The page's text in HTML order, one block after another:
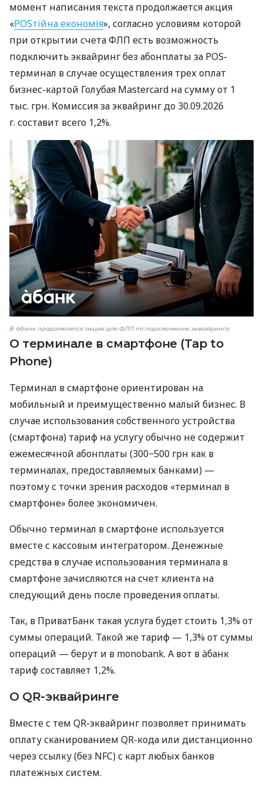
момент написания текста продолжается акция
«POSтійна економія», согласно условиям которой
при открытии счета ФЛП есть возможность
подключить эквайринг без абонплаты за POS-
терминал в случае осуществления трех оплат
бизнес-картой Голубая Mastercard на сумму от 1
тыс. грн. Комиссия за эквайринг до 30.09.2026
г. составит всего 1,2%.
В àбанк продолжается акция для ФЛП по подключению эквайринга
О терминале в смартфоне (Tap to
Phone)
Терминал в смартфоне ориентирован на
мобильный и преимущественно малый бизнес. В
случае использования собственного устройства
(смартфона) тариф на услугу обычно не содержит
ежемесячной абонплаты (300−500 грн как в
терминалах, предоставляемых банками) —
поэтому с точки зрения расходов «терминал в
смартфоне» более экономичен.
Обычно терминал в смартфоне используется
вместе с кассовым интегратором. Денежные
средства в случае использования терминала в
смартфоне зачисляются на счет клиента на
следующий день после проведения оплаты.
Так, в ПриватБанк такая услуга будет стоить 1,3% от
суммы операций. Такой же тариф — 1,3% от суммы
операций — берут и в monobank. А вот в àбанк
тариф составляет 1,2%.
О QR-эквайринге
Вместе с тем QR-эквайринг позволяет принимать
оплату сканированием QR-кода или дистанционно
через ссылку (без NFC) с карт любых банков
платежных систем.